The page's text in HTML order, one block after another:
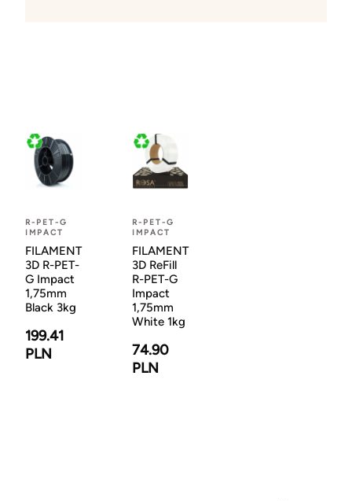
R-PET-G
IMPACT
FILAMENT
3D R-PET-
G Impact
1,75mm
Black 3kg
199.41
PLN
R-PET-G
IMPACT
FILAMENT
3D ReFill
R-PET-G
Impact
1,75mm
White 1kg
74.90
PLN